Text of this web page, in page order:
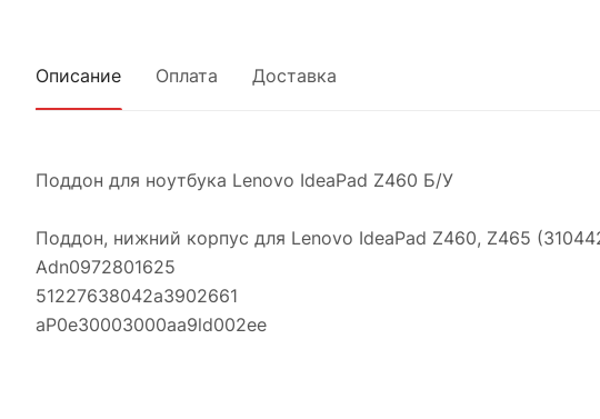
Описание Оплата Доставка
Поддон для ноутбука Lenovo IdeaPad Z460 Б/У
Поддон, нижний корпус для Lenovo IdeaPad Z460, Z465
Adn0972801625
51227638042a3902661
aP0e30003000aa9ld002ee